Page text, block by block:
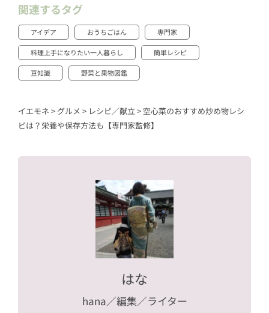
関連するタグ
アイデア おうちごはん 専門家
料理上手になりたい一人暮らし 簡単レシピ
豆知識 野菜と果物図鑑
イエモネ > グルメ > レシピ／献立> 空心菜のおすすめ炒め物レシ
ピは？栄養や保存方法も【専門家監修】
はな
hana／編集／ライター